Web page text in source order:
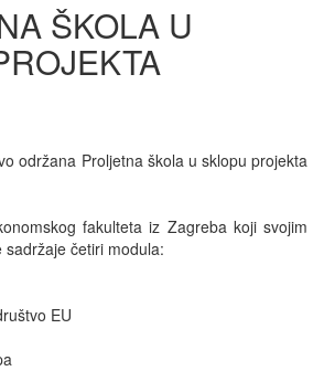
ŠKOLA U
održana Proljetna škola u sklopu projekta
fakulteta iz Zagreba koji svojim
četiri modula:
EU